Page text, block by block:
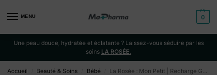
MENU 0
Une peau douce, hydratée et éclatante ? Laissez-vous séduire par les
soins LA ROSÉE.
Accueil Beauté & Soins Bébé La Rosée : Mon Petit | Recharge Gel lavant – 800ML